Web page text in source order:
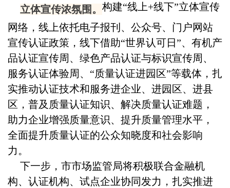
立体宣传浓氛围。 构建“线上+线下”立体宣传
网络，线上依托电子报刊、公众号、门户网站
宣传认证政策，线下借助“世界认可日”、有机产
品认证宣传周、绿色产品认证与标识宣传周、
服务认证体验周、“质量认证进园区”等载体，扎
实推动认证技术和服务进企业、进园区、进县
区，普及质量认证知识、解决质量认证难题，
助力企业增强质量意识、提升质量管理水平，
全面提升质量认证的公众知晓度和社会影响
力。
下一步，市市场监管局将积极联合金融机
构、认证机构、试点企业协同发力，扎实推进